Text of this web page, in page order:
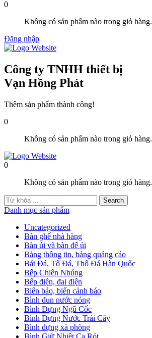
0
Không có sản phẩm nào trong giỏ hàng.
Đăng nhập
Công ty TNHH thiết bị
Vạn Hồng Phát
Thêm sản phẩm thành công!
0
Không có sản phẩm nào trong giỏ hàng.
0
Không có sản phẩm nào trong giỏ hàng.
Danh mục sản phẩm
Uncategorized
Bàn ghế nhà hàng
Bàn ủi và bàn để ủi
Bảng thông tin, bảng quảng cáo
Bát Đá, Tô Đá, Thố Đá Hàn Quốc
Bếp Chiên Nhúng
Bếp điện, đai điện
Biển báo, biển cảnh báo
Bình đun nước nóng
Bình Đựng Ngũ Cốc
Bình Đựng Nước Trái Cây
Bình đựng xà phòng
Bình Giữ Nhiệt Ca Rót